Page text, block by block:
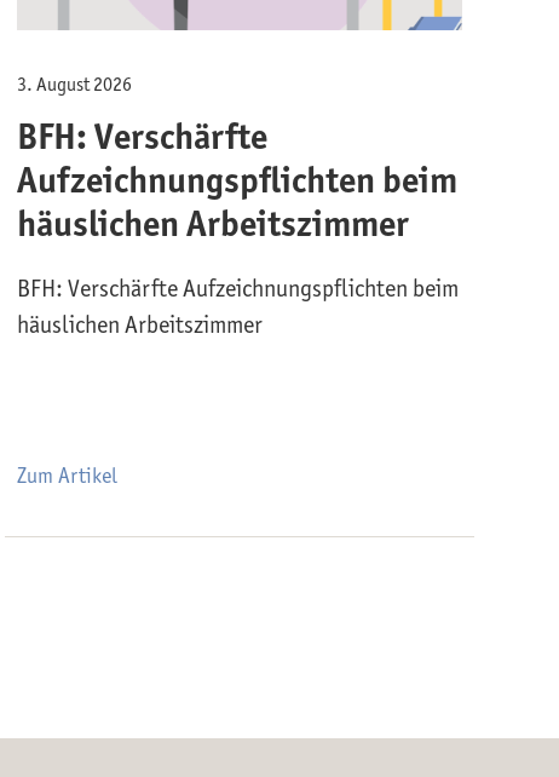
3. August 2026
BFH: Verschärfte
Aufzeichnungspflichten beim
häuslichen Arbeitszimmer
BFH: Verschärfte Aufzeichnungspflichten beim
häuslichen Arbeitszimmer
Zum Artikel